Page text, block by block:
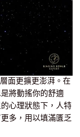
面更擴更澎湃。在
將動搖你的舒適
心理狀態下，人特
多，用以填滿匱乏